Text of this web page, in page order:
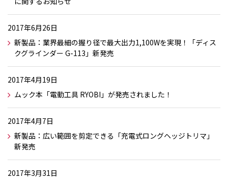
2017年6月26日
新製品：業界最細の握り径で最大出力1,100Wを実現！「ディス
クグラインダー G-113」新発売
2017年4月19日
ムック本「電動工具 RYOBI」が発売されました！
2017年4月7日
新製品：広い範囲を剪定できる「充電式ロングヘッジトリマ」
新発売
2017年3月31日